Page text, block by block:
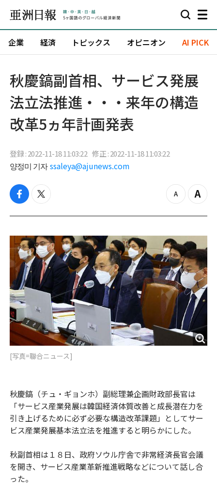
企業 経済 トピックス オピニオン AI PICK
秋慶鎬副首相、サービス発展
法立法推進・・・来年の構造
改革5ヵ年計画発表
登録 : 2022-11-18 11:03:22 修正 : 2022-11-18 11:03:22
양정미 기자 ssaleya@ajunews.com
f
c
b
o
o
k
t
i
t
e
r
z
o
o
u
t
Z
o
i
[写真=聯合ニュース]
秋慶鎬（チュ・ギョンホ）副総理兼企画財政部長官は
「サービス産業発展は韓国経済体質改善と成長潜在力を
引き上げるために必ず必要な構造改革課題」としてサー
ビス産業発展基本法立法を推進すると明らかにした。
秋副首相は１８日、政府ソウル庁舎で非常経済長官会議
を開き、サービス産業革新推進戦略などについて話し合
った。